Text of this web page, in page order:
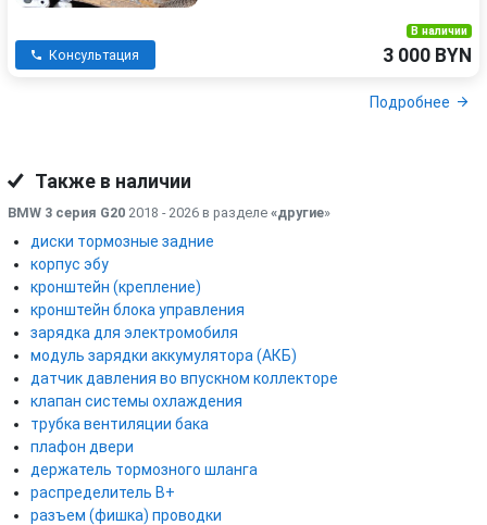
Консультация
В наличии
3 000 BYN
Подробнее
Также в наличии
BMW 3 серия G20 2018 - 2026 в разделе «другие»
диски тормозные задние
корпус эбу
кронштейн (крепление)
кронштейн блока управления
зарядка для электромобиля
модуль зарядки аккумулятора (АКБ)
датчик давления во впускном коллекторе
клапан системы охлаждения
трубка вентиляции бака
плафон двери
держатель тормозного шланга
распределитель B+
разъем (фишка) проводки